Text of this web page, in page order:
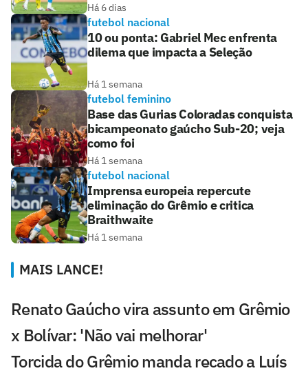
Há 6 dias
futebol nacional
10 ou ponta: Gabriel Mec enfrenta
dilema que impacta a Seleção
Há 1 semana
futebol feminino
Base das Gurias Coloradas conquista
bicampeonato gaúcho Sub-20; veja
como foi
Há 1 semana
futebol nacional
Imprensa europeia repercute
eliminação do Grêmio e critica
Braithwaite
Há 1 semana
MAIS LANCE!
Renato Gaúcho vira assunto em Grêmio
x Bolívar: 'Não vai melhorar'
Torcida do Grêmio manda recado a Luís